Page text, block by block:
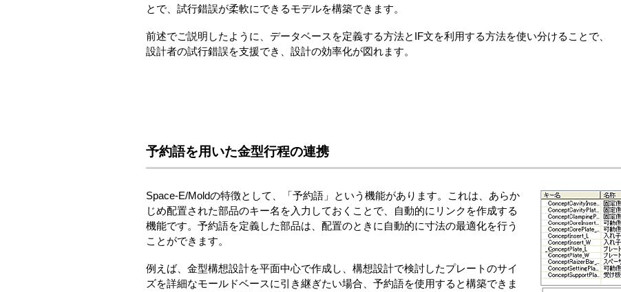
とで、試行錯誤が柔軟にできるモデルを構築できます。
前述でご説明したように、データベースを定義する方法とIF文を利用する方法を使い分けることで、
設計者の試行錯誤を支援でき、設計の効率化が図れます。
予約語を用いた金型行程の連携
Space-E/Moldの特徴として、「予約語」という機能があります。これは、あらか
じめ配置された部品のキー名を入力しておくことで、自動的にリンクを作成する
機能です。予約語を定義した部品は、配置のときに自動的に寸法の最適化を行う
ことができます。
例えば、金型構想設計を平面中心で作成し、構想設計で検討したプレートのサイ
ズを詳細なモールドベースに引き継ぎたい場合、予約語を使用すると構築できま